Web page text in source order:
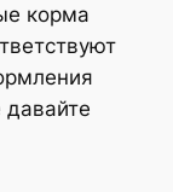
корма
давайте